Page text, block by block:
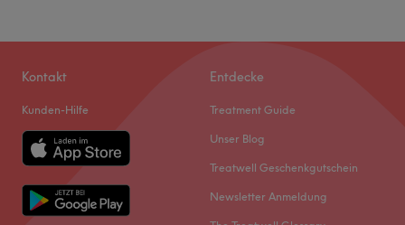
Kontakt
Kunden-Hilfe
Entdecke
Treatment Guide
Unser Blog
Treatwell Geschenkgutschein
Newsletter Anmeldung